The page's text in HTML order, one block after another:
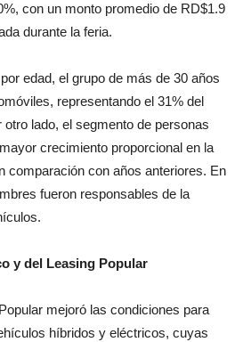
con un monto promedio de RD$1.9
durante la feria.
edad, el grupo de más de 30 años
representando el 31% del
lado, el segmento de personas
crecimiento proporcional en la
comparación con años anteriores. En
fueron responsables de la
y del Leasing Popular
mejoró las condiciones para
híbridos y eléctricos, cuyas